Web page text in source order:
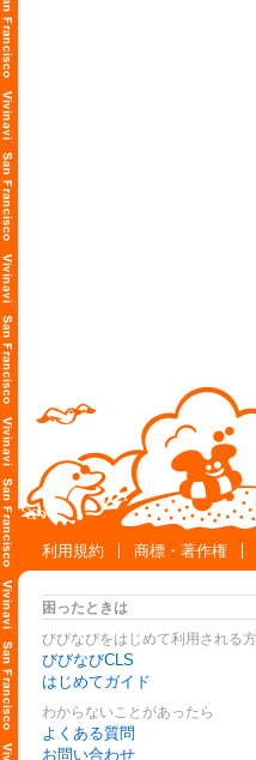
利用規約
商標・著作権
困ったときは
びびなびをはじめて利用される方
びびなびCLS
はじめてガイド
わからないことがあったら
よくある質問
お問い合わせ